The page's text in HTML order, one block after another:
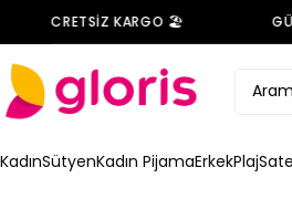
ÜCRETSİZ KARGO 🏖️
KadınSütyenKadın PijamaErkekPlaj